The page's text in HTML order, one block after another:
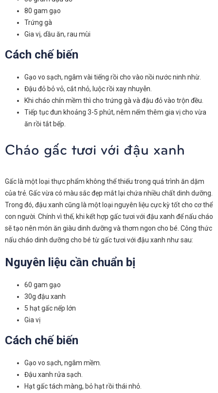
80 gam gạo
Trứng gà
Gia vị, dầu ăn, rau mùi
Cách chế biến
Gạo vo sạch, ngâm vài tiếng rồi cho vào nồi nước ninh nhừ.
Đậu đỏ bỏ vỏ, cắt nhỏ, luộc rồi xay nhuyễn.
Khi cháo chín mềm thì cho trứng gà và đậu đỏ vào trộn đều.
Tiếp tục đun khoảng 3-5 phút, nêm nếm thêm gia vị cho vừa
ăn rồi tắt bếp.
Cháo gấc tươi với đậu xanh
Gấc là một loại thực phẩm không thể thiếu trong quá trình ăn dặm
của trẻ. Gấc vừa có màu sắc đẹp mắt lại chứa nhiều chất dinh dưỡng.
Trong đó, đậu xanh cũng là một loại nguyên liệu cực kỳ tốt cho cơ thể
con người. Chính vì thế, khi kết hợp gấc tươi với đậu xanh để nấu cháo
sẽ tạo nên món ăn giàu dinh dưỡng và thơm ngon cho bé. Công thức
nấu cháo dinh dưỡng cho bé từ gấc tươi với đậu xanh như sau:
Nguyên liệu cần chuẩn bị
60 gam gạo
30g đậu xanh
5 hạt gấc nếp lớn
Gia vị
Cách chế biến
Gạo vo sạch, ngâm mềm.
Đậu xanh rửa sạch.
Hạt gấc tách màng, bỏ hạt rồi thái nhỏ.